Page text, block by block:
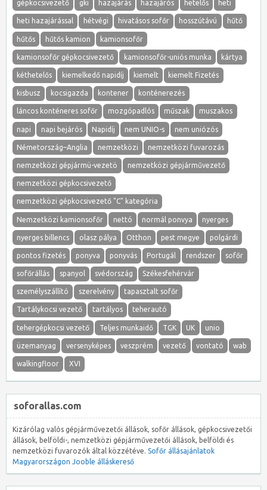
gépkocsivezető gki hazajárás hazajárós hetelős heti
heti hazajárással hétvégi hivatásos sofőr hosszútávú hűtő
hűtős hűtős kamion kamionsofőr
kamionsofőr gépkocsivezető kamionsofőr-uniós munka kártya
kéthetelős kiemelkedő napidíj kiemelt kiemelt Fizetés
kisbusz kocsigazda kontener konténerezés
láncos konténeres sofőr mozgópadlós műszak muszakos
napi napi bejárós Napidíj nem UNIO-s nem uniózós
Németország–Anglia nemzetközi nemzetközi fuvarozás
nemzetközi gépjármü-vezetö nemzetközi gépjárművezető
nemzetközi gépkocsivezető
nemzetközi gépkocsivezető "C" kategória
Nemzetközi kamionsofőr nettó normál ponvya nyerges
nyerges billencs olasz pálya Otthon pest megye polgárdi
pontos fizetés ponyva ponyvás Portugál rendszer sofőr
sofőrállás spanyol svédország Székesfehérvár
személyszállító szerelvény tapasztalt sofőr
Tartálykocsi vezető tartályos teherautó
tehergépkocsi vezető Teljes munkaidő TGK UK unio
üzemanyag versenyképes veszprém vezető vontató wab
walkingfloor XVI
soforallas.com
Kizárólag valós gépjárművezetői állások, sofőr állások, gépkocsivezetői
állások, belföldi-, nemzetközi gépjárművezetői állások, belföldi és
nemzetközi fuvarozók által közzétéve. Sofőr állásajánlatok
Magyarországon Jooble álláskereső